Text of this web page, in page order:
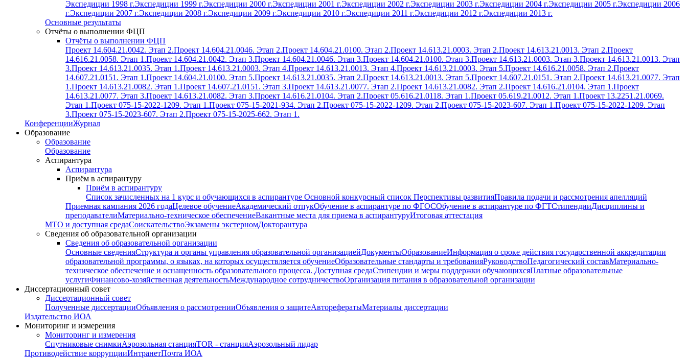
Экспедиции 1998 г.Экспедиции 1999 г.Экспедиции 2000 г.Экспедиции 2001 г.Экспедиции 2002 г.Экспедиции 2003 г.Экспедиции 2004 г.Экспедиции 2005 г.Экспедиции 2006
г.Экспедиции 2007 г.Экспедиции 2008 г.Экспедиции 2009 г.Экспедиции 2010 г.Экспедиции 2011 г.Экспедиции 2012 г.Экспедиции 2013 г.
Основные результаты
Отчёты о выполнении ФЦП
Отчёты о выполнении ФЦП
Проект 14.604.21.0042. Этап 2.Проект 14.604.21.0046. Этап 2.Проект 14.604.21.0100. Этап 2.Проект 14.613.21.0003. Этап 2.Проект 14.613.21.0013. Этап 2.Проект
14.616.21.0058. Этап 1.Проект 14.604.21.0042. Этап 3.Проект 14.604.21.0046. Этап 3.Проект 14.604.21.0100. Этап 3.Проект 14.613.21.0003. Этап 3.Проект 14.613.21.0013. Этап
3.Проект 14.613.21.0035. Этап 1.Проект 14.613.21.0003. Этап 4.Проект 14.613.21.0013. Этап 4.Проект 14.613.21.0003. Этап 5.Проект 14.616.21.0058. Этап 2.Проект
14.607.21.0151. Этап 1.Проект 14.604.21.0100. Этап 5.Проект 14.613.21.0035. Этап 2.Проект 14.613.21.0013. Этап 5.Проект 14.607.21.0151. Этап 2.Проект 14.613.21.0077. Этап
1.Проект 14.613.21.0082. Этап 1.Проект 14.607.21.0151. Этап 3.Проект 14.613.21.0077. Этап 2.Проект 14.613.21.0082. Этап 2.Проект 14.616.21.0104. Этап 1.Проект
14.613.21.0077. Этап 3.Проект 14.613.21.0082. Этап 3.Проект 14.616.21.0104. Этап 2.Проект 05.616.21.0118. Этап 1.Проект 05.619.21.0012. Этап 1.Проект 13.2251.21.0069.
Этап 1.Проект 075-15-2022-1209. Этап 1.Проект 075-15-2021-934. Этап 2.Проект 075-15-2022-1209. Этап 2.Проект 075-15-2023-607. Этап 1.Проект 075-15-2022-1209. Этап
3.Проект 075-15-2023-607. Этап 2.Проект 075-15-2025-662. Этап 1.
КонференцииЖурнал
Образование
Образование
Образование
Аспирантура
Аспирантура
Приём в аспирантуру
Приём в аспирантуру
Список зачисленных на 1 курс и обучающихся в аспирантуре Основной конкурсный список Перспективы развитияПравила подачи и рассмотрения апелляций
Приемная кампания 2026 годаЦелевое обучениеАкадемический отпукОбучение в аспирантуре по ФГОСОбучение в аспирантуре по ФГТСтипендииДисциплины и
преподавателиМатериально-техническое обеспечениеВакантные места для приема в аспирантуруИтоговая аттестация
МТО и доступная средаСоискательствоЭкзамены экстерномДокторантура
Сведения об образовательной организации
Сведения об образовательной организации
Основные сведенияСтруктура и органы управления образовательной организациейДокументыОбразованиеИнформация о сроке действия государственной аккредитации
образовательной программы, о языках, на которых осуществляется обучениеОбразовательные стандарты и требованияРуководствоПедагогический составМатериально-
техническое обеспечение и оснащенность образовательного процесса. Доступная средаСтипендии и меры поддержки обучающихсяПлатные образовательные
услугиФинансово-хозяйственная деятельностьМеждународное сотрудничествоОрганизация питания в образовательной организации
Диссертационный совет
Диссертационный совет
Полученные диссертацииОбъявления о рассмотренииОбъявления о защитеАвторефератыМатериалы диссертации
Издательство ИОА
Мониторинг и измерения
Мониторинг и измерения
Спутниковые снимкиАэрозольная станцияTOR - станцияАэрозольный лидар
Противодействие коррупцииИнтранетПочта ИОА